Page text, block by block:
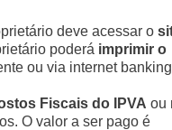
deve acessar o
poderá imprimir o
ou via internet
Fiscais do IPVA ou
O valor a ser pago é